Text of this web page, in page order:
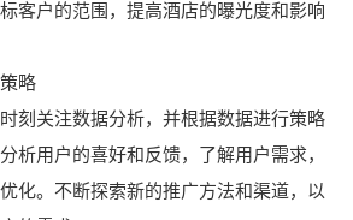
客户的范围，提高酒店的曝光度和影响
略
刻关注数据分析，并根据数据进行策略
析用户的喜好和反馈，了解用户需求，
化。不断探索新的推广方法和渠道，以